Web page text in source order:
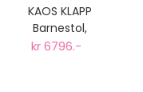
KAOS KLAPP
Barnestol,
Komplett pakke
kr 6796.-